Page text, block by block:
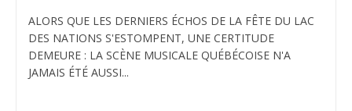
ALORS QUE LES DERNIERS ÉCHOS DE LA FÊTE DU LAC
DES NATIONS S'ESTOMPENT, UNE CERTITUDE
DEMEURE : LA SCÈNE MUSICALE QUÉBÉCOISE N'A
JAMAIS ÉTÉ AUSSI...